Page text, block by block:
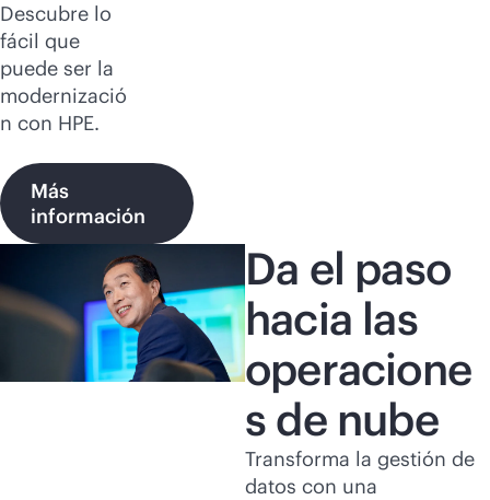
Descubre lo
fácil que
puede ser la
modernizació
n con HPE.
Más
información
Da el paso
hacia las
operacione
s de nube
Transforma la gestión de
datos con una